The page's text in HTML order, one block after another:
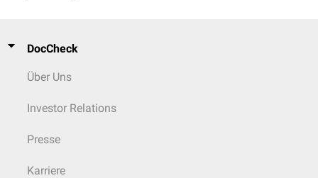
DocCheck
Über Uns
Investor Relations
Presse
Karriere